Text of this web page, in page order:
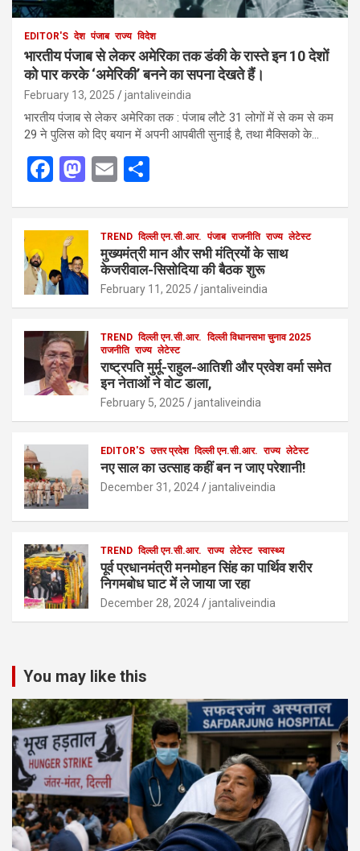
EDITOR'S देश पंजाब राज्य विदेश
भारतीय पंजाब से लेकर अमेरिका तक डंकी के रास्ते इन 10 देशों
को पार करके ‘अमेरिकी’ बनने का सपना देखते हैं।
February 13, 2025 jantaliveindia
भारतीय पंजाब से लेकर अमेरिका तक : पंजाब लौटे 31 लोगों में से कम से कम
29 ने पुलिस को दिए बयान में अपनी आपबीती सुनाई है, तथा मैक्सिको के…
F
b
o
o
k
M
d
o
n
E
e
TREND दिल्ली एन.सी.आर. पंजाब राजनीति राज्य लेटेस्ट
मुख्यमंत्री मान और सभी मंत्रियों के साथ
केजरीवाल-सिसोदिया की बैठक शुरू
February 11, 2025 jantaliveindia
TREND दिल्ली एन.सी.आर. दिल्ली विधानसभा चुनाव 2025
राजनीति राज्य लेटेस्ट
राष्ट्रपति मुर्मू-राहुल-आतिशी और प्रवेश वर्मा समेत
इन नेताओं ने वोट डाला,
February 5, 2025 jantaliveindia
EDITOR'S उत्तर प्रदेश दिल्ली एन.सी.आर. राज्य लेटेस्ट
नए साल का उत्साह कहीं बन न जाए परेशानी!
December 31, 2024 jantaliveindia
TREND दिल्ली एन.सी.आर. राज्य लेटेस्ट स्वास्थ्य
पूर्व प्रधानमंत्री मनमोहन सिंह का पार्थिव शरीर
निगमबोध घाट में ले जाया जा रहा
December 28, 2024 jantaliveindia
You may like this